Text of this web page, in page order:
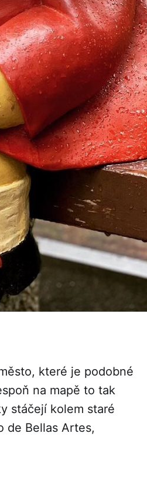
které je podobné
na mapě to tak
stáčejí kolem staré
de Bellas Artes,